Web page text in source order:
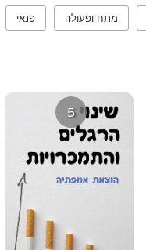
מתח ופעולה פנאי
5